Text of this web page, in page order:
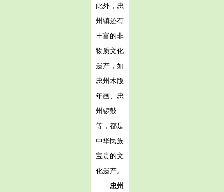
此外，忠
州镇还有
丰富的非
物质文化
遗产，如
忠州木版
年画、忠
州锣鼓
等，都是
中华民族
宝贵的文
化遗产。
忠州